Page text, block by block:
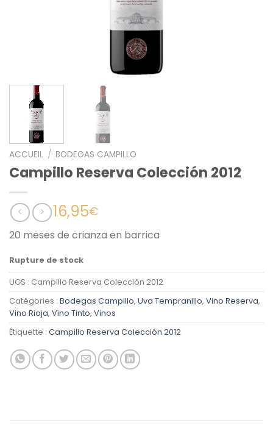
ACCUEIL / BODEGAS CAMPILLO
Campillo Reserva Colección 2012
16,95€
20 meses de crianza en barrica
Rupture de stock
UGS : Campillo Reserva Colección 2012
Catégories : Bodegas Campillo, Uva Tempranillo, Vino Reserva,
Vino Rioja, Vino Tinto, Vinos
Étiquette : Campillo Reserva Colección 2012